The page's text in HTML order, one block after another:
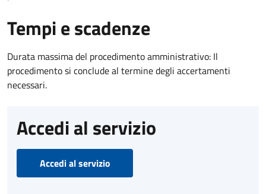
Tempi e scadenze
Durata massima del procedimento amministrativo: Il
procedimento si conclude al termine degli accertamenti
necessari.
Accedi al servizio
Accedi al servizio